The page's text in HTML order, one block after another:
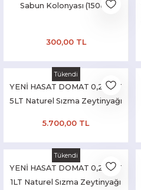
Sabun Kolonyası (150cc)
300,00 TL
Tükendi
YENİ HASAT DOMAT 0,2 ASİT
5LT Naturel Sızma Zeytinyağı
5.700,00 TL
Tükendi
YENİ HASAT DOMAT 0,2 ASİT
1LT Naturel Sızma Zeytinyağı